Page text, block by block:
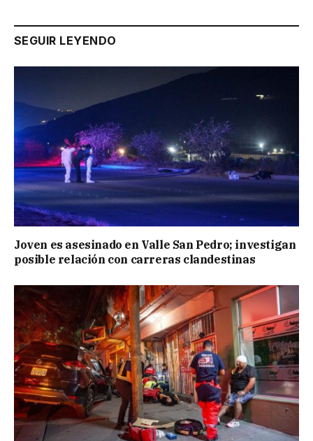
SEGUIR LEYENDO
Joven es asesinado en Valle San Pedro; investigan
posible relación con carreras clandestinas